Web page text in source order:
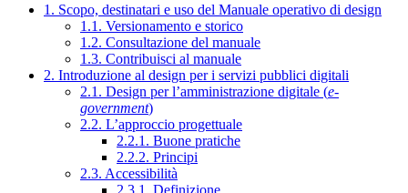
1. Scopo, destinatari e uso del Manuale operativo di design
1.1. Versionamento e storico
1.2. Consultazione del manuale
1.3. Contribuisci al manuale
2. Introduzione al design per i servizi pubblici digitali
2.1. Design per l’amministrazione digitale (e-
government)
2.2. L’approccio progettuale
2.2.1. Buone pratiche
2.2.2. Principi
2.3. Accessibilità
2.3.1. Definizione